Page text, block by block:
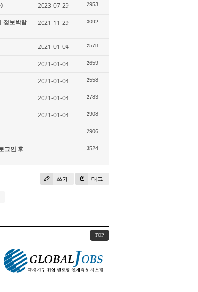
2023-07-29 2953
정보박람
2021-11-29 3092
2021-01-04 2578
2021-01-04 2659
2021-01-04 2558
2021-01-04 2783
2021-01-04 2908
2906
그인 후
3524
쓰기 태그
TOP